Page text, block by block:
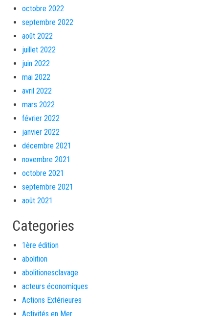
octobre 2022
septembre 2022
août 2022
juillet 2022
juin 2022
mai 2022
avril 2022
mars 2022
février 2022
janvier 2022
décembre 2021
novembre 2021
octobre 2021
septembre 2021
août 2021
Categories
1ère édition
abolition
abolitionesclavage
acteurs économiques
Actions Extérieures
Activités en Mer